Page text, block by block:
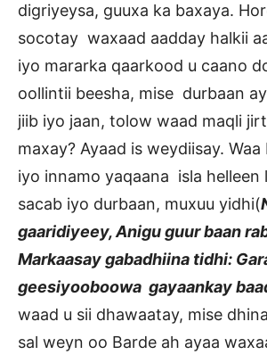
digriyeysa, guuxa ka baxaya.
socotay waxaad aadday halkii
iyo mararka qaarkood u caano
oollintii beesha, mise durbaan
jiib iyo jaan, tolow waad maqli
maxay? Ayaad is weydiisay.
iyo innamo yaqaana isla helleen
sacab iyo durbaan, muxuu yidhi(
gaaridiyeey, Anigu guur baan
Markaasay gabadhiina tidhi:
geesiyooboowa gayaankay
waad u sii dhawaatay, mise
sal weyn oo Barde ah ayaa